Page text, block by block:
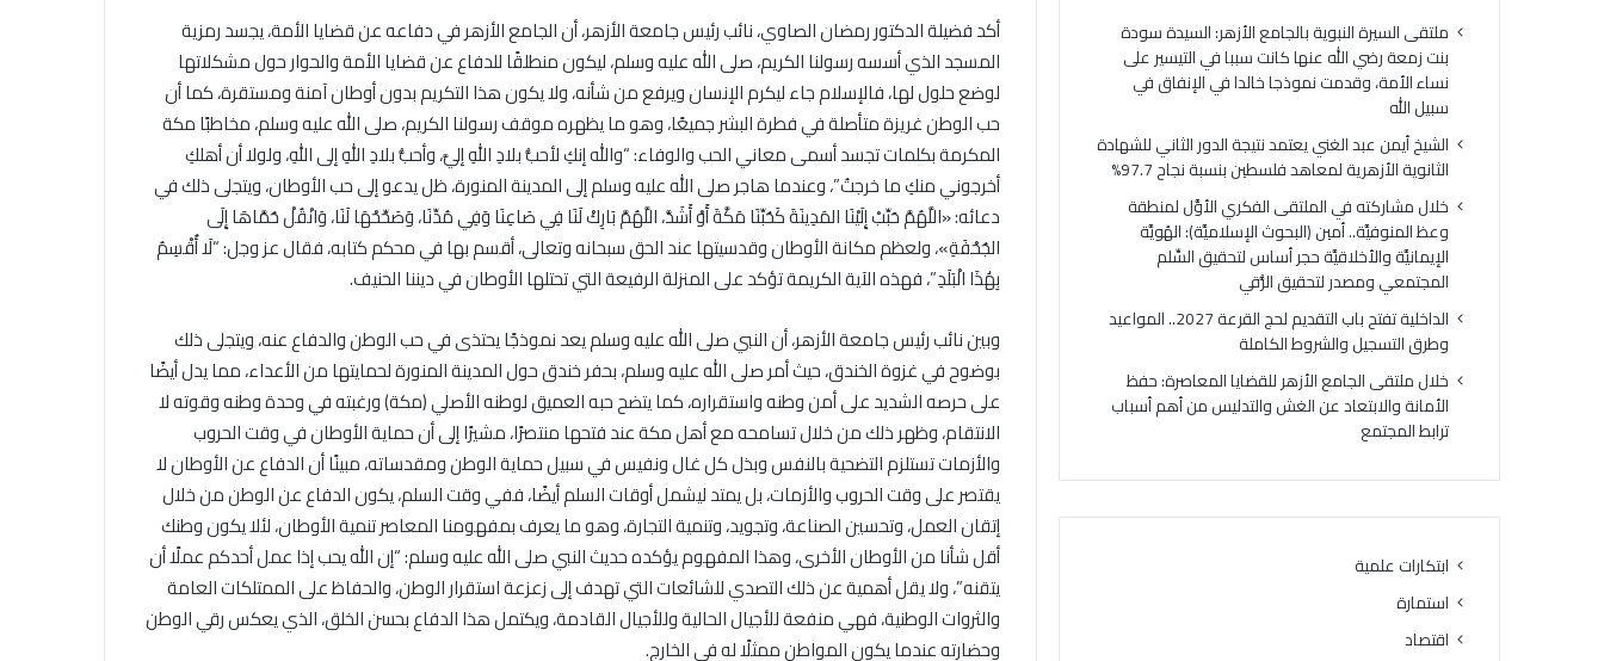
أكد فضيلة الدكتور رمضان الصاوي، نائب رئيس جامعة الأزهر، أن الجامع الأزهر في دفاعه عن قضايا الأمة، يجسد رمزية
المسجد الذي أسسه رسولنا الكريم، صلى الله عليه وسلم، ليكون منطلقًا للدفاع عن قضايا الأمة والحوار حول مشكلاتها
لوضع حلول لها، فالإسلام جاء ليكرم الإنسان ويرفع من شأنه، ولا يكون هذا التكريم بدون أوطان آمنة ومستقرة، كما أن
حب الوطن غريزة متأصلة في فطرة البشر جميعًا، وهو ما يظهره موقف رسولنا الكريم، صلى الله عليه وسلم، مخاطبًا مكة
المكرمة بكلمات تجسد أسمى معاني الحب والوفاء: “والله إنكِ لأحبُّ بلادِ اللهِ إليَّ، وأحبُّ بلادِ اللهِ إلى اللهِ، ولولا أن أهلكِ
أخرجوني منكِ ما خرجتُ”، وعندما هاجر صلى الله عليه وسلم إلى المدينة المنورة، ظل يدعو إلى حب الأوطان، ويتجلى ذلك في
دعائه: «اللَّهُمَّ حَبِّبْ إِلَيْنَا المَدِينَةَ كَحُبِّنَا مَكَّةَ أَوْ أَشَدَّ، اللَّهُمَّ بَارِكْ لَنَا فِي صَاعِنَا وَفِي مُدِّنَا، وَصَحِّحْهَا لَنَا، وَانْقُلْ حُمَّاهَا إِلَى
الجُحْفَةِ»، ولعظم مكانة الأوطان وقدسيتها عند الحق سبحانه وتعالى، أقسم بها في محكم كتابه، فقال عز وجل: “لَا أُقْسِمُ
بِهَٰذَا الْبَلَدِ”، فهذه الآية الكريمة تؤكد على المنزلة الرفيعة التي تحتلها الأوطان في ديننا الحنيف.
وبين نائب رئيس جامعة الأزهر، أن النبي صلى الله عليه وسلم يعد نموذجًا يحتذى في حب الوطن والدفاع عنه، ويتجلى ذلك
بوضوح في غزوة الخندق، حيث أمر صلى الله عليه وسلم، بحفر خندق حول المدينة المنورة لحمايتها من الأعداء، مما يدل أيضًا
على حرصه الشديد على أمن وطنه واستقراره، كما يتضح حبه العميق لوطنه الأصلي (مكة) ورغبته في وحدة وطنه وقوته لا
الانتقام، وظهر ذلك من خلال تسامحه مع أهل مكة عند فتحها منتصرًا، مشيرًا إلى أن حماية الأوطان في وقت الحروب
والأزمات تستلزم التضحية بالنفس وبذل كل غال ونفيس في سبيل حماية الوطن ومقدساته، مبينًا أن الدفاع عن الأوطان لا
يقتصر على وقت الحروب والأزمات، بل يمتد ليشمل أوقات السلم أيضًا، ففي وقت السلم، يكون الدفاع عن الوطن من خلال
إتقان العمل، وتحسين الصناعة، وتجويد، وتنمية التجارة، وهو ما يعرف بمفهومنا المعاصر تنمية الأوطان، لئلا يكون وطنك
أقل شأنا من الأوطان الأخرى، وهذا المفهوم يؤكده حديث النبي صلى الله عليه وسلم: “إن الله يحب إذا عمل أحدكم عملًا أن
يتقنه”، ولا يقل أهمية عن ذلك التصدي للشائعات التي تهدف إلى زعزعة استقرار الوطن، والحفاظ على الممتلكات العامة
والثروات الوطنية، فهي منفعة للأجيال الحالية وللأجيال القادمة، ويكتمل هذا الدفاع بحسن الخلق، الذي يعكس رقي الوطن
وحضارته عندما يكون المواطن ممثلًا له في الخارج.
97.7%
ترابط
المجتمع
ملتقى السيرة النبوية بالجامع الأزهر: السيدة سودة
بنت زمعة رضي الله عنها كانت سببا في التيسير على
نساء الأمة، وقدمت نموذجا خالدا في الإنفاق في
سبيل الله
الشيخ أيمن عبد الغني يعتمد نتيجة الدور الثاني للشهادة
الثانوية الأزهرية لمعاهد فلسطين بنسبة نجاح 97.7%
خلال مشاركته في الملتقى الفكري الأوَّل لمنطقة
وعظ المنوفيَّة.. أمين (البحوث الإسلاميَّة): الهُويَّة
الإيمانيَّة والأخلاقيَّة حجر أساس لتحقيق السِّلم
المجتمعي ومصدر لتحقيق الرُّقي
الداخلية تفتح باب التقديم لحج القرعة 2027.. المواعيد
وطرق التسجيل والشروط الكاملة
خلال ملتقى الجامع الأزهر للقضايا المعاصرة: حفظ
الأمانة والابتعاد عن الغش والتدليس من أهم أسباب
ترابط المجتمع
ابتكارات علمية
استمارة
اقتصاد